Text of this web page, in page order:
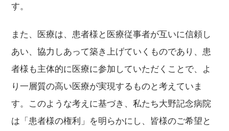
す。
また、医療は、患者様と医療従事者が互いに信頼し
あい、協力しあって築き上げていくものであり、患
者様も主体的に医療に参加していただくことで、よ
り一層質の高い医療が実現するものと考えていま
す。このような考えに基づき、私たち大野記念病院
は「患者様の権利」を明らかにし、皆様のご希望と